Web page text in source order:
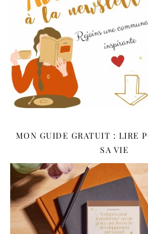
MON GUIDE GRATUIT : LIRE
SA VIE